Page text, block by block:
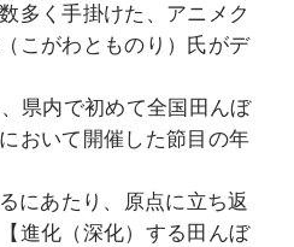
多く手掛けた、アニメク
こがわとものり）氏がデ
県内で初めて全国田んぼ
おいて開催した節目の年
にあたり、原点に立ち返
進化（深化）する田んぼ